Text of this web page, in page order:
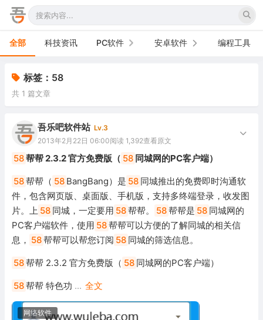
全部 科技资讯 PC软件
办公软件
网络软件
图形图像
游戏娱乐
安全防御
系统下载
安卓软件
手机软件
电视软件
车机软件
编程工具
标签：58
共 1 篇文章
吾乐吧软件站 Lv.3
2013年2月22日 06:00阅读 1,392查看原文
58帮帮 2.3.2 官方免费版（ 58 同城网的PC客户端）
58帮帮（ 58 BangBang）是 58 同城推出的免费即时沟通软
件，包含网页版、桌面版、手机版，支持多终端登录，收发图
片。上 58 同城，一定要用 58帮帮。 58帮帮是 58 同城网的
PC客户端软件，使用 58帮帮可以方便的了解同城的相关信
息， 58帮帮可以帮您订阅 58 同城的筛选信息。
58帮帮 2.3.2 官方免费版（ 58 同城网的PC客户端）
58帮帮 特色功 ... 全文
网络软件